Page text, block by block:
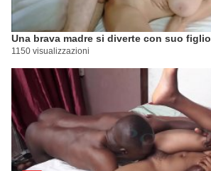
Una brava madre si diverte con suo figlio
1150 visualizzazioni